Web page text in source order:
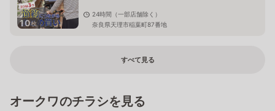
10枚
24時間（一部店舗除く）
奈良県天理市稲葉町87番地
すべて見る
オークワのチラシを見る